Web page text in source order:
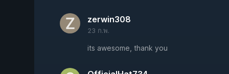
zerwin308
23 ก.พ.
its awesome, thank you